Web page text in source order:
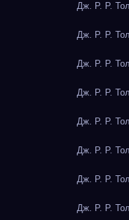
Дж. Р. Р.
Дж. Р. Р.
Дж. Р. Р.
Дж. Р. Р.
Дж. Р. Р.
Дж. Р. Р.
Дж. Р. Р.
Дж. Р. Р.